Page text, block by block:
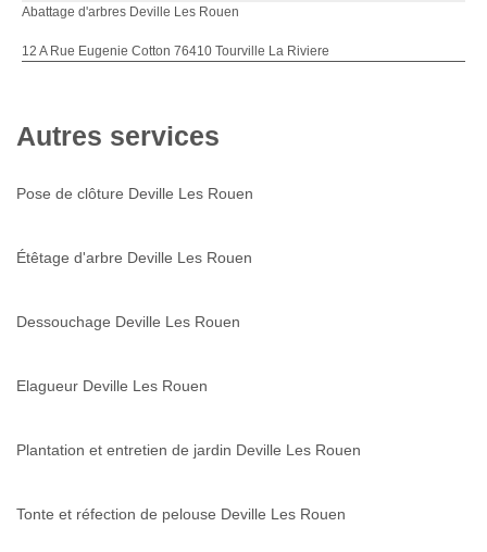
Abattage d'arbres Deville Les Rouen
12 A Rue Eugenie Cotton 76410 Tourville La Riviere
Autres services
Pose de clôture Deville Les Rouen
Étêtage d'arbre Deville Les Rouen
Dessouchage Deville Les Rouen
Elagueur Deville Les Rouen
Plantation et entretien de jardin Deville Les Rouen
Tonte et réfection de pelouse Deville Les Rouen